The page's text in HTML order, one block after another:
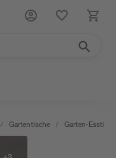
/ Gartentische / Garten-